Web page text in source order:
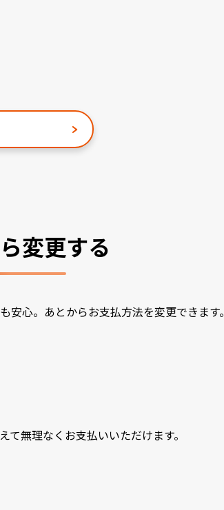
変更する
安心。あとからお支払方法を変更できます。
無理なくお支払いいただけます。